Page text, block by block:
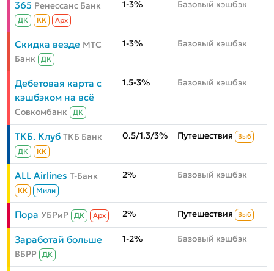
365 Ренессанс Банк
ДК КК Aрх
1-3% Базовый кэшбэк
Скидка везде МТС
Банк
ДК
1-3% Базовый кэшбэк
Дебетовая карта с
кэшбэком на всё
Совкомбанк ДК
1.5-3% Базовый кэшбэк
ТКБ. Клуб ТКБ Банк
ДК КК
0.5/1.3/3% Путешествия Выб
ALL Airlines Т-Банк
КК Мили
2% Базовый кэшбэк
Пора УБРиР ДК Aрх 2% Путешествия Выб
Заработай больше
ВБРР ДК
1-2% Базовый кэшбэк